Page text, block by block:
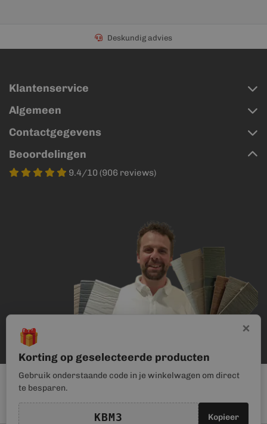
Deskundig advies
Klantenservice
Algemeen
Contactgegevens
Beoordelingen
9.4/10 (906 reviews)
×
🎁
Korting op geselecteerde producten
Gebruik onderstaande code in je winkelwagen om direct
te besparen.
KBM3 Kopieer